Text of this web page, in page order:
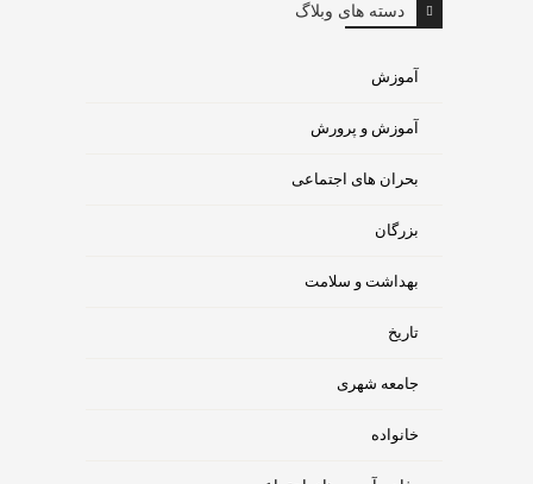
دسته های وبلاگ
آموزش
آموزش و پرورش
بحران های اجتماعی
بزرگان
بهداشت و سلامت
تاریخ
جامعه شهری
خانواده